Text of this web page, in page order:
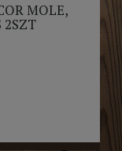
MOLE,
2SZT